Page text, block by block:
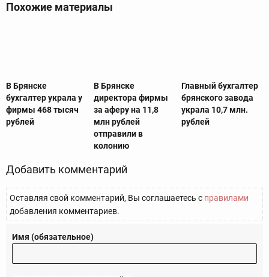
Похожие материалы
В Брянске
бухгалтер украла у
фирмы 468 тысяч
рублей
В Брянске
директора фирмы
за аферу на 11,8
млн рублей
отправили в
колонию
Главный бухгалтер
брянского завода
украла 10,7 млн.
рублей
Добавить комментарий
Оставляя свой комментарий, Вы соглашаетесь с правилами
добавления комментариев.
Имя (обязательное)